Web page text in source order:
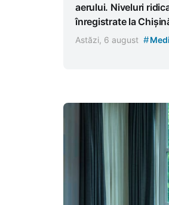
aerului. Niveluri
înregistrate la
Astăzi, 6 august #